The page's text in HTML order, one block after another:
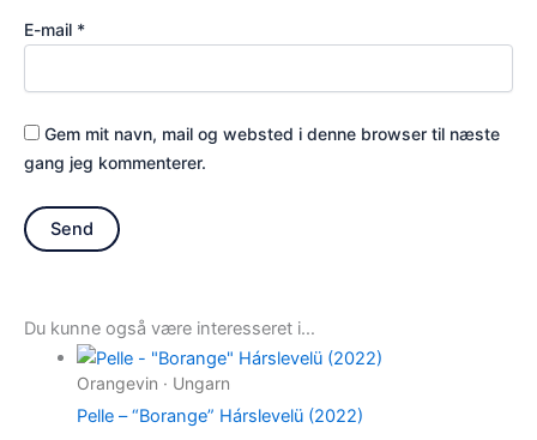
E-mail *
Gem mit navn, mail og websted i denne browser til næste
gang jeg kommenterer.
Du kunne også være interesseret i…
Orangevin · Ungarn
Pelle – “Borange” Hárslevelü (2022)